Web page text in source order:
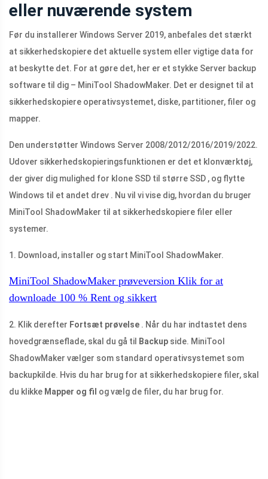
eller nuværende system
Før du installerer Windows Server 2019, anbefales det stærkt
at sikkerhedskopiere det aktuelle system eller vigtige data for
at beskytte det. For at gøre det, her er et stykke Server backup
software til dig – MiniTool ShadowMaker. Det er designet til at
sikkerhedskopiere operativsystemet, diske, partitioner, filer og
mapper.
Den understøtter Windows Server 2008/2012/2016/2019/2022.
Udover sikkerhedskopieringsfunktionen er det et klonværktøj,
der giver dig mulighed for klone SSD til større SSD , og flytte
Windows til et andet drev . Nu vil vi vise dig, hvordan du bruger
MiniTool ShadowMaker til at sikkerhedskopiere filer eller
systemer.
1. Download, installer og start MiniTool ShadowMaker.
MiniTool ShadowMaker prøveversion Klik for at
downloade 100 % Rent og sikkert
2. Klik derefter Fortsæt prøvelse . Når du har indtastet dens
hovedgrænseflade, skal du gå til
Backup side. MiniTool
ShadowMaker vælger som standard operativsystemet som
backupkilde. Hvis du har brug for at sikkerhedskopiere filer, skal
du klikke Mapper og fil og vælg de filer, du har brug for.